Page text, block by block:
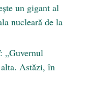
un gigant al
nucleară de la
„Guvernul
Astăzi, în